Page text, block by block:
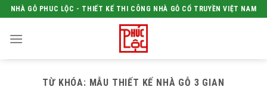
Skip
to
content
NHÀ GỖ PHUC LỘC - THIẾT KẾ THI CÔNG NHÀ GỖ CỔ TRUYỀN VIỆT NAM
TỪ KHÓA: MẪU THIẾT KẾ NHÀ GỖ 3 GIAN